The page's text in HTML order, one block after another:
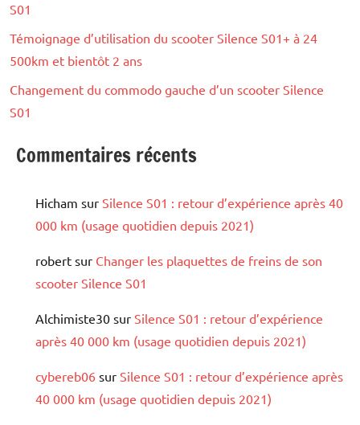
S01
Témoignage d’utilisation du scooter Silence S01+ à 24
500km et bientôt 2 ans
Changement du commodo gauche d’un scooter Silence
S01
Commentaires récents
Hicham sur Silence S01 : retour d’expérience après 40
000 km (usage quotidien depuis 2021)
robert sur Changer les plaquettes de freins de son
scooter Silence S01
Alchimiste30 sur Silence S01 : retour d’expérience
après 40 000 km (usage quotidien depuis 2021)
cybereb06 sur Silence S01 : retour d’expérience après
40 000 km (usage quotidien depuis 2021)